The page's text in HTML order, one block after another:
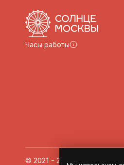
Часы работы
© 2021 - 2026 Солнце